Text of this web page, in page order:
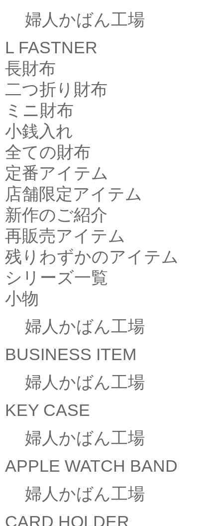
婦人かばん工場
L FASTNER
長財布
二つ折り財布
ミニ財布
小銭入れ
全ての財布
定番アイテム
店舗限定アイテム
新作のご紹介
再販売アイテム
残りわずかのアイテム
シリーズ一覧
小物
婦人かばん工場
BUSINESS ITEM
婦人かばん工場
KEY CASE
婦人かばん工場
APPLE WATCH BAND
婦人かばん工場
CARD HOLDER